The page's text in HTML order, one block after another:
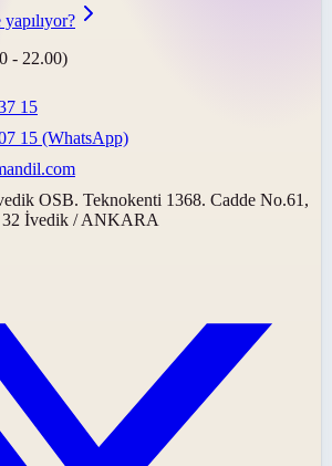
- 22.00)
15
15 (WhatsApp)
OSB. Teknokenti 1368. Cadde No.61,
İvedik / ANKARA